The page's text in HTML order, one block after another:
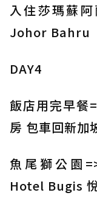
入住莎瑪蘇
Johor Bahru
DAY4
飯店用完早餐
房 包車回新加
魚尾獅公園
Hotel Bugis